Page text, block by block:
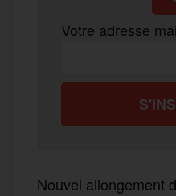
Votre adresse
Nouvel allongement